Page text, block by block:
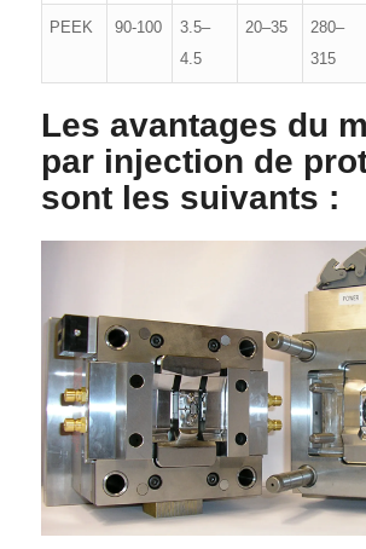
PEEK 90-100
3.5–
4.5
20–35
280–
315
Les avantages du
par injection de
sont les suivants :